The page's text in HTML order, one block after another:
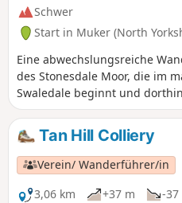
Schwer
Start in Muker (North
Eine abwechslungsreiche
des Stonesdale Moor, die im
Swaledale beginnt und
führt am wunderschönen
Farm vorbei, dem berühmten
„Yorkshire Shepherdess“,
Hügel zum historischen Tan
nach Keld ist vielleicht nicht
aber entlang des berühmten
Tan Hill Colliery
Verein/ Wanderführer/in
3,06 km
+37 m -37